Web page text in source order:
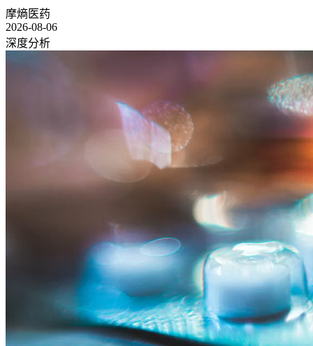
摩熵医药
2026-08-06
深度分析